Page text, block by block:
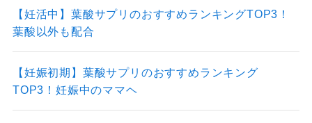
【妊活中】葉酸サプリのおすすめランキングTOP3！
葉酸以外も配合
【妊娠初期】葉酸サプリのおすすめランキング
TOP3！妊娠中のママヘ